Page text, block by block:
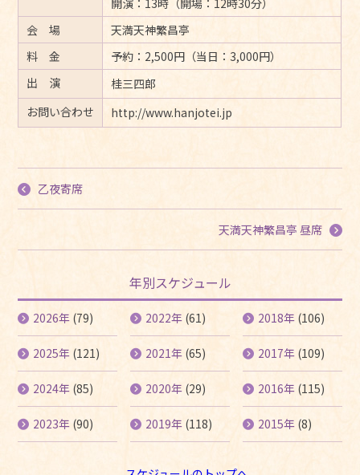
開演：13時（開場：12時30分）
会 場
天満天神繁昌亭
料 金
予約：2,500円（当日：3,000円）
出 演
桂三四郎
お問い合わせ
http://www.hanjotei.jp
乙夜寄席
天満天神繁昌亭 昼席
年別スケジュール
2026年 (79)
2025年 (121)
2024年 (85)
2023年 (90)
2022年 (61)
2021年 (65)
2020年 (29)
2019年 (118)
2018年(106)
2017年(109)
2016年(115)
2015年(8)